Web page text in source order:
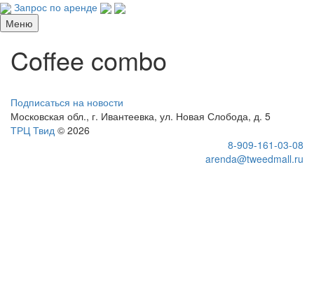
Запрос по аренде
Меню
Coffee combo
Подписаться на новости
Московская обл., г. Ивантеевка, ул. Новая Слобода, д. 5
ТРЦ Твид © 2026
8-909-161-03-08
arenda@tweedmall.ru